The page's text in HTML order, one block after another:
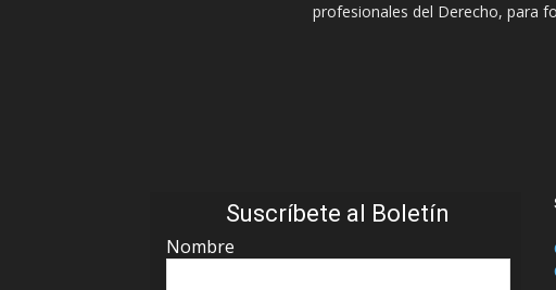
profesionales del Derecho, para
Suscríbete al Boletín
Nombre